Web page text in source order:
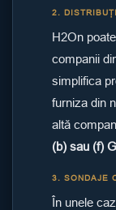
2.
H2On
companii
simplifica
furniza din
altă
(b) sau (f)
3. SONDAJE
În unele